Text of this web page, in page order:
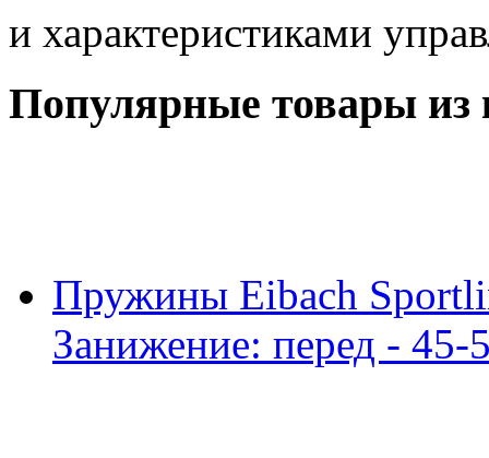
и характеристиками
Популярные товары из
Пружины Eibach
Занижение: перед -